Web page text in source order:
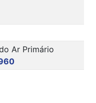
Ar Primário